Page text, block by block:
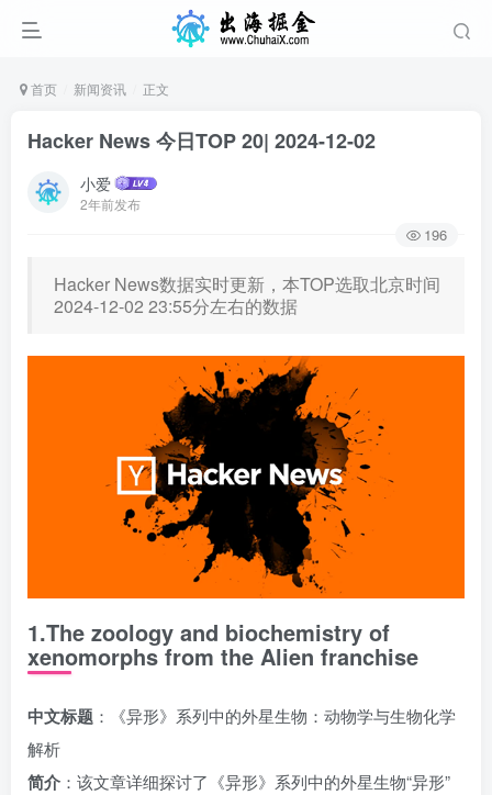
首页 新闻资讯 正文
Hacker News 今日TOP 20| 2024-12-02
小爱
2年前发布
196
Hacker News数据实时更新，本TOP选取北京时间
2024-12-02 23:55分左右的数据
1.The zoology and biochemistry of
xenomorphs from the Alien franchise
中文标题 ：《异形》系列中的外星生物：动物学与生物化学
解析
简介 ：该文章详细探讨了《异形》系列中的外星生物“异形”